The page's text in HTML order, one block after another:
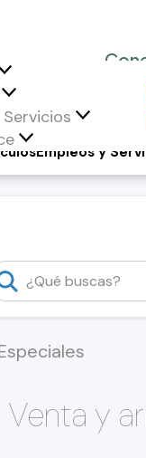
Servicios
Empleos y
Venta y